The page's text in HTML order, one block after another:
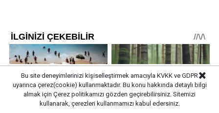
Bu site deneyimlerinizi kişiselleştirmek amacıyla KVKK ve GDPR
uyarınca çerez(cookie) kullanmaktadır. Bu konu hakkında detaylı bilgi
almak için Çerez politikamızı gözden geçirebilirsiniz. Sitemizi
kullanarak, çerezleri kullanmamızı kabul edersiniz.